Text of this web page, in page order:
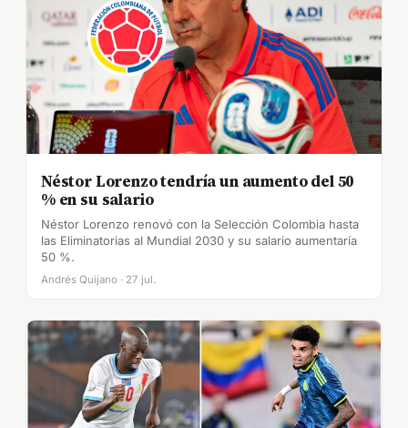
Néstor Lorenzo tendría un aumento del 50
% en su salario
Néstor Lorenzo renovó con la Selección Colombia hasta
las Eliminatorias al Mundial 2030 y su salario aumentaría
50 %.
Andrés Quijano · 27 jul.